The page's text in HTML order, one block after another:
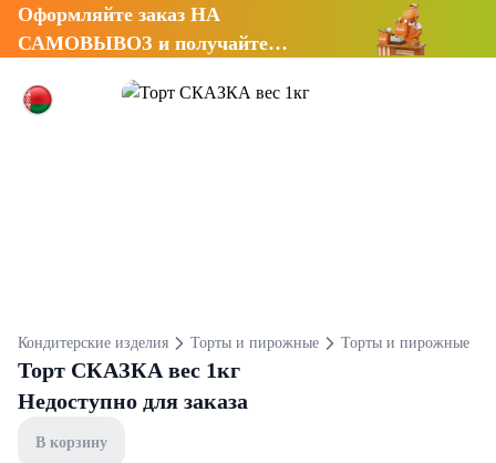
Оформляйте заказ НА
САМОВЫВОЗ и получайте
Кондитерские изделия Торты и пирожные Торты и пирожные
Торт СКАЗКА вес 1кг
Недоступно для заказа
В корзину